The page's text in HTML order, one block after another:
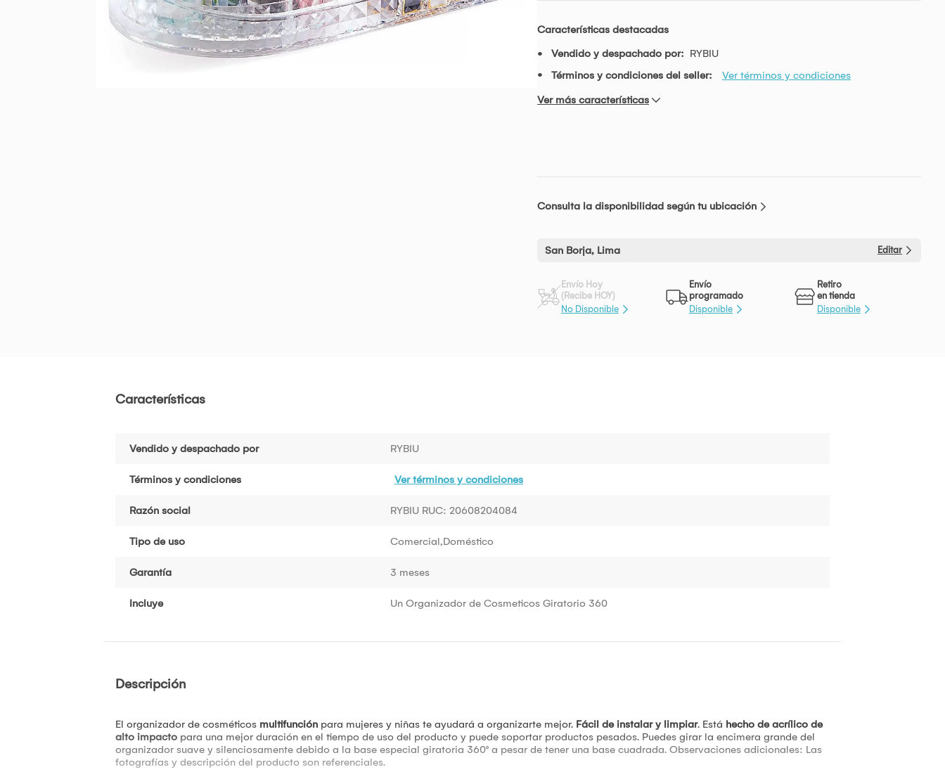
Características destacadas
Vendido y despachado por: RYBIU
Términos y condiciones del seller:
Ver términos y condiciones
Ver más características
Consulta la disponibilidad según tu ubicación
San Borja, Lima Editar
Envío Hoy
(Recibe HOY)
No Disponible
Envío
programado
Disponible
Retiro
en tienda
Disponible
Características
Vendido y despachado por RYBIU
Términos y condiciones Ver términos y condiciones
Razón social RYBIU RUC: 20608204084
Tipo de uso Comercial,Doméstico
Garantía 3 meses
Incluye Un Organizador de Cosmeticos Giratorio 360
Descripción
El organizador de cosméticos multifunción para mujeres y niñas te ayudará a organizarte mejor. Fácil de instalar y limpiar. Está hecho de acrílico de
alto impacto para una mejor duración en el tiempo de uso del producto y puede soportar productos pesados. Puedes girar la encimera grande del
organizador suave y silenciosamente debido a la base especial giratoria 360° a pesar de tener una base cuadrada. Observaciones adicionales: Las
fotografías y descripción del producto son referenciales.